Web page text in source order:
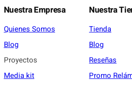
Nuestra Empresa
Quienes Somos
Blog
Proyectos
Media kit
Nuestra
Tienda
Blog
Reseñas
Promo